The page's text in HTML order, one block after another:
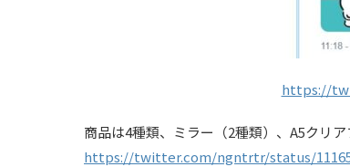
https://
商品は4種類、ミラー（2種類）、A5クリ
https://twitter.com/ngntrtr/status/